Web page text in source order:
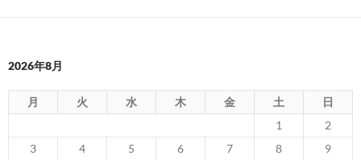
2026年8月
月 火 水 木 金 土
日
1
2
3
4 5 6 7 8
9